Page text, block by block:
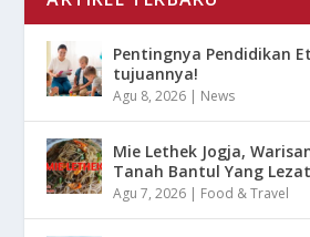
Pentingnya Pendidikan
tujuannya!
Agu 8, 2026 | News
Mie Lethek Jogja,
Tanah Bantul Yang Lezat
Agu 7, 2026 | Food & Travel